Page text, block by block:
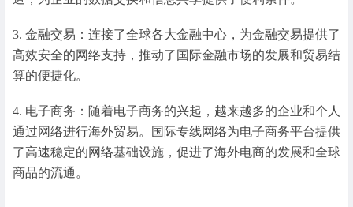
3. 金融交易：连接了全球各大金融中心，为金融交易提供了
高效安全的网络支持，推动了国际金融市场的发展和贸易结
算的便捷化。
4. 电子商务：随着电子商务的兴起，越来越多的企业和个人
通过网络进行海外贸易。国际专线网络为电子商务平台提供
了高速稳定的网络基础设施，促进了海外电商的发展和全球
商品的流通。